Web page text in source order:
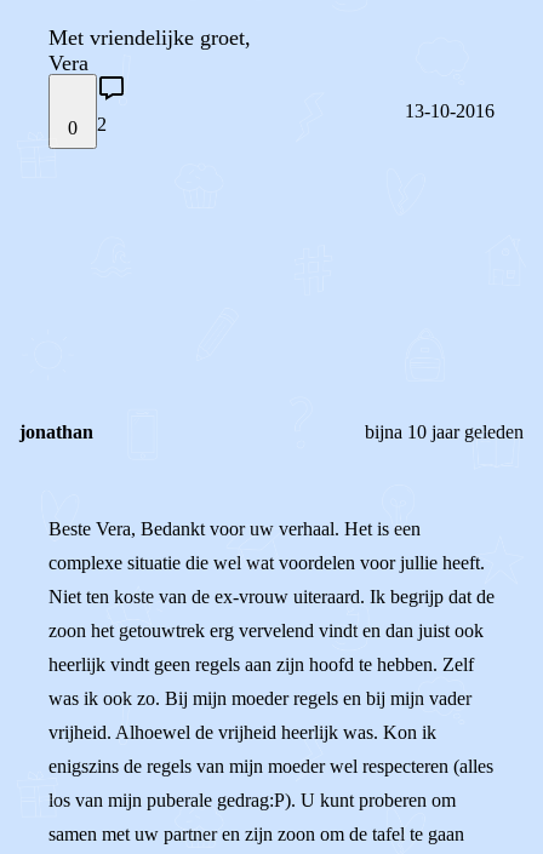
Met vriendelijke groet,
Vera
0 2
13-10-2016
jonathan bijna 10 jaar geleden
Beste Vera, Bedankt voor uw verhaal. Het is een
complexe situatie die wel wat voordelen voor jullie heeft.
Niet ten koste van de ex-vrouw uiteraard. Ik begrijp dat de
zoon het getouwtrek erg vervelend vindt en dan juist ook
heerlijk vindt geen regels aan zijn hoofd te hebben. Zelf
was ik ook zo. Bij mijn moeder regels en bij mijn vader
vrijheid. Alhoewel de vrijheid heerlijk was. Kon ik
enigszins de regels van mijn moeder wel respecteren (alles
los van mijn puberale gedrag:P). U kunt proberen om
samen met uw partner en zijn zoon om de tafel te gaan